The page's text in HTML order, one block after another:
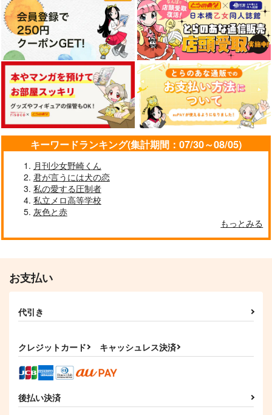
キーワードランキング(集計期間：07/30～08/05)
月刊少女野崎くん
君が言うには犬の恋
私の愛する圧制者
私立メロ高等学校
灰色と赤
もっとみる
お支払い
代引き
クレジットカード キャッシュレス決済
後払い決済